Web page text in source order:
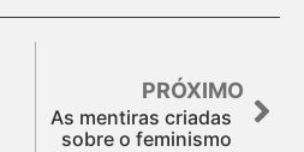
PRÓXIMO
As mentiras criadas
sobre o feminismo